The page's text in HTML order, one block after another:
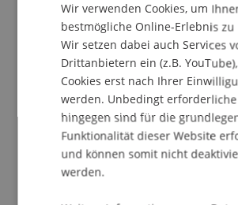
Prof. Dr. Marc Gottschald
Dr. Christian Meyn
School/Professur:
Center für Philanthropie
Wie können Förderstiftungen ihre
einsetzen und die grösstmögliche
erzeugen? In diesem Seminar geht
Förderstiftungen elegant und
Wir verwenden Cookies, um
bestmögliche Online-Erlebnis zu
Wir setzen dabei auch Services
Drittanbietern ein (z.B.
Cookies erst nach Ihrer
werden. Unbedingt erforderliche
hingegen sind für die
Funktionalität dieser Website
und können somit nicht
werden.